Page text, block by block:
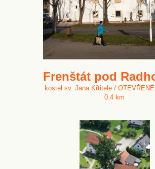
Frenštát pod
kostel sv. Jana Křtitele /
0.4 km